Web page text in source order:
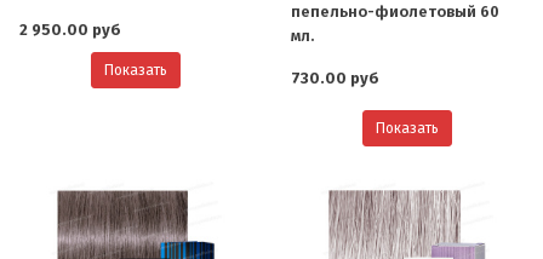
2 950.00 руб
Показать
пепельно-фиолетовый 60
мл.
730.00 руб
Показать